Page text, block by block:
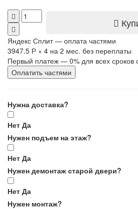
Яндекс Сплит — оплата частями
3947.5 Р × 4 на 2 мес. без переплаты
Первый платеж — 0% для всех сроков
Оплатить частями
Нужна доставка?
Нет Да
Нужен подъем на этаж?
Нет Да
Нужен демонтаж старой двери?
Нет Да
Нужен монтаж?